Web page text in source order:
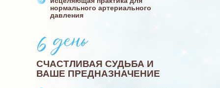
нормального артериального
давления
СЧАСТЛИВАЯ СУДЬБА И
ВАШЕ ПРЕДНАЗНАЧЕНИЕ